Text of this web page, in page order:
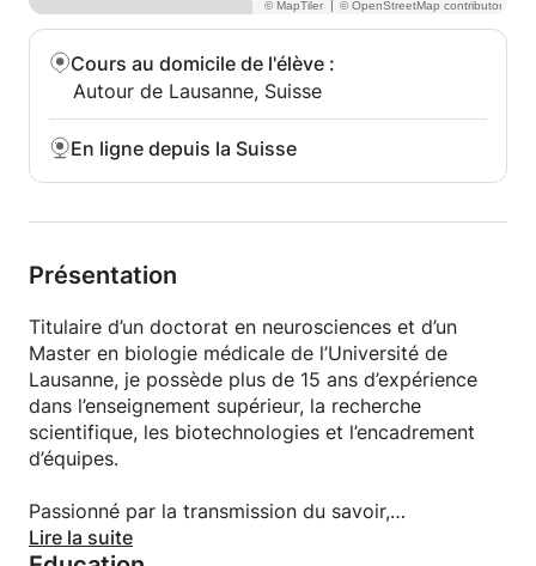
|
Cours au domicile de l'élève :
Autour de Lausanne, Suisse
En ligne depuis la Suisse
Présentation
Titulaire d’un doctorat en neurosciences et d’un
Master en biologie médicale de l’Université de
Lausanne, je possède plus de 15 ans d’expérience
dans l’enseignement supérieur, la recherche
scientifique, les biotechnologies et l’encadrement
d’équipes.
Passionné par la transmission du savoir,
j’accompagne les élèves et étudiants dans leur
Lire la suite